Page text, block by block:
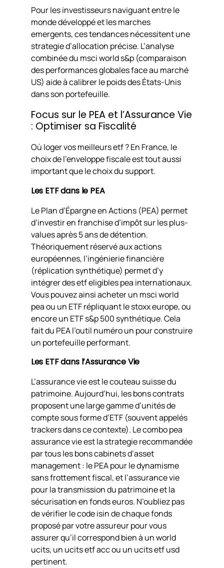
Pour les investisseurs naviguant entre le
monde développé et les marches
emergents, ces tendances nécessitent une
strategie d’allocation précise. L’analyse
combinée du msci world s&p (comparaison
des performances globales face au marché
US) aide à calibrer le poids des États-Unis
dans son portefeuille.
Focus sur le PEA et l’Assurance Vie
: Optimiser sa Fiscalité
Où loger vos meilleurs etf ? En France, le
choix de l’enveloppe fiscale est tout aussi
important que le choix du support.
Les ETF dans le PEA
Le Plan d’Épargne en Actions (PEA) permet
d’investir en franchise d’impôt sur les plus-
values après 5 ans de détention.
Théoriquement réservé aux actions
européennes, l’ingénierie financière
(réplication synthétique) permet d’y
intégrer des etf eligibles pea internationaux.
Vous pouvez ainsi acheter un msci world
pea ou un ETF répliquant le stoxx europe, ou
encore un ETF s&p 500 synthétique. Cela
fait du PEA l’outil numéro un pour construire
un portefeuille performant.
Les ETF dans l’Assurance Vie
L’assurance vie est le couteau suisse du
patrimoine. Aujourd’hui, les bons contrats
proposent une large gamme d’unités de
compte sous forme d’ETF (souvent appelés
trackers dans ce contexte). Le combo pea
assurance vie est la strategie recommandée
par tous les bons cabinets d’asset
management : le PEA pour le dynamisme
sans frottement fiscal, et l’assurance vie
pour la transmission du patrimoine et la
sécurisation en fonds euros. N’oubliez pas
de vérifier le code isin de chaque fonds
proposé par votre assureur pour vous
assurer qu’il correspond bien à un world
ucits, un ucits etf acc ou un ucits etf usd
pertinent.